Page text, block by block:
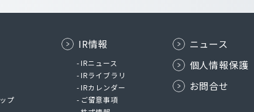
プ
IR情報
IRニュース
IRライブラリ
IRカレンダー
ご留意事項
ニュース
個人情報保護
お問合せ